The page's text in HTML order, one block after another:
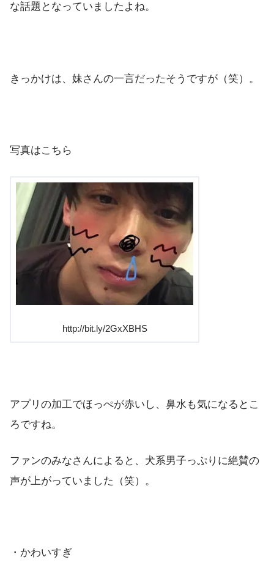
な話題となっていましたよね。
きっかけは、妹さんの一言だったそうですが（笑）。
写真はこちら
http://bit.ly/2GxXBHS
アプリの加工でほっぺが赤いし、鼻水も気になるとこ
ろですね。
ファンのみなさんによると、犬系男子っぷりに絶賛の
声が上がっていました（笑）。
・かわいすぎ